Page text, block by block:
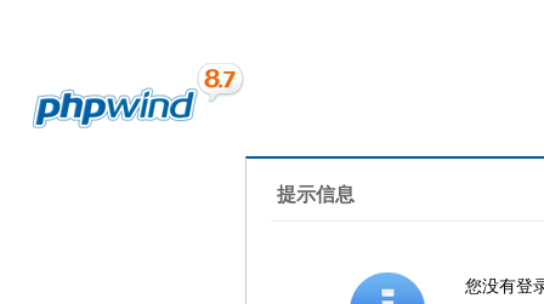
提示信息
您没有登